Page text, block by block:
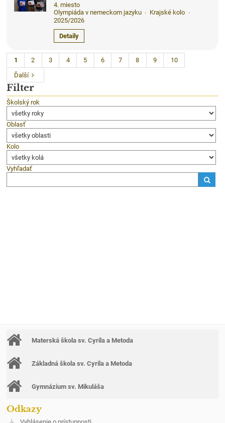
4. miesto
Olympiáda v nemeckom jazyku · Krajské kolo ·
2025/2026
Detaily
1 2 3 4 5 6 7 8 9
10
Ďalší
Filter
Školský rok
Oblasť
Kolo
Vyhľadať
Materská škola sv. Cyrila a Metoda
Základná škola sv. Cyrila a Metoda
Gymnázium sv. Mikuláša
Odkazy